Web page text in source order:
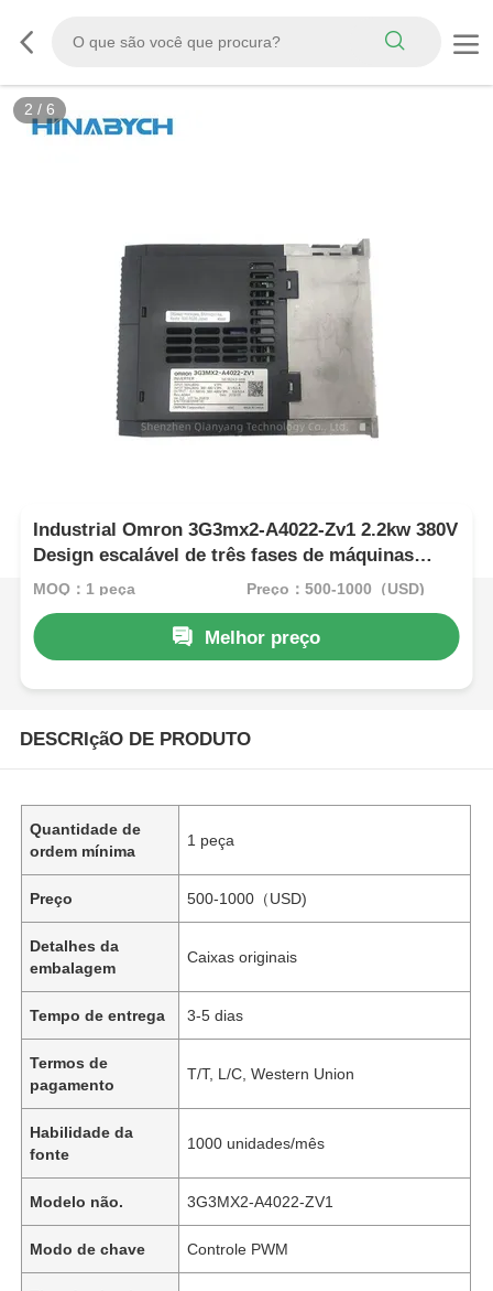
2 / 6
Industrial Omron 3G3mx2-A4022-Zv1 2.2kw 380V
Design escalável de três fases de máquinas
pequenas
MOQ：1 peça Preço：500-1000（USD)
Melhor preço
DESCRIçãO DE PRODUTO
Quantidade de
ordem mínima
1 peça
Preço 500-1000（USD)
Detalhes da
embalagem
Caixas originais
Tempo de entrega 3-5 dias
Termos de
pagamento
T/T, L/C, Western Union
Habilidade da
fonte
1000 unidades/mês
Modelo não. 3G3MX2-A4022-ZV1
Modo de chave Controle PWM